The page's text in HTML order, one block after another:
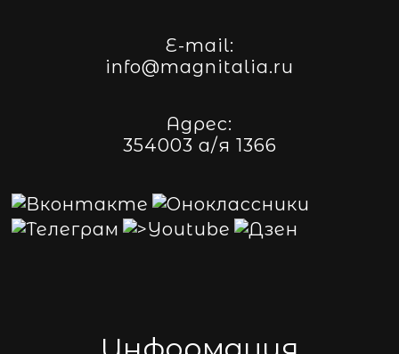
E-mail:
info@magnitalia.ru
Адрес:
354003 а/я 1366